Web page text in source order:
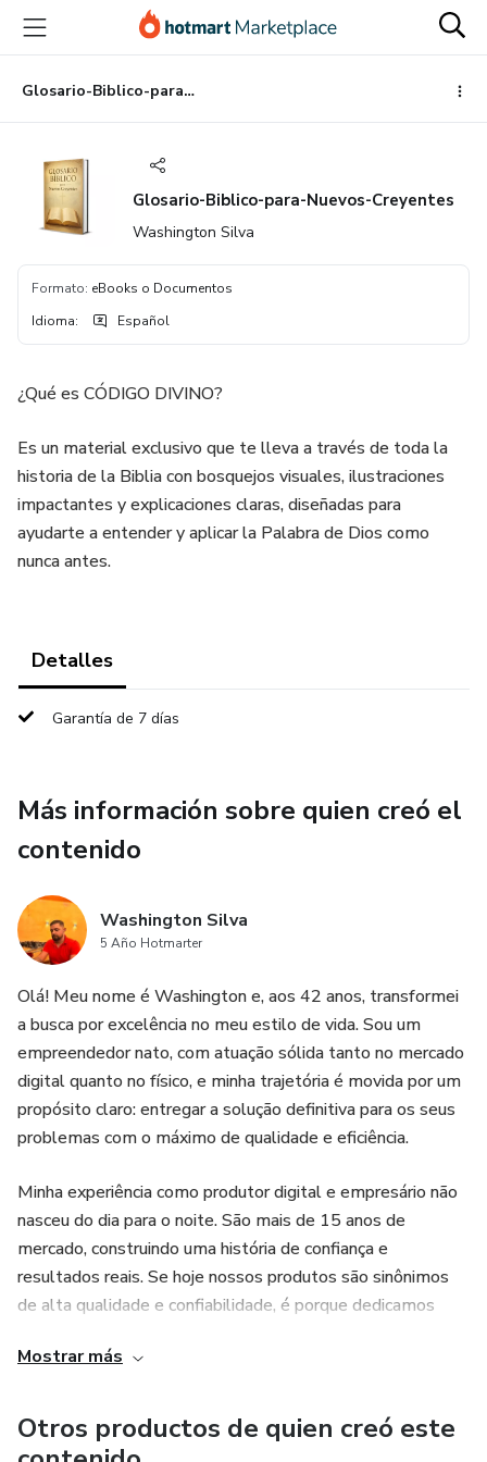
principal
página
de
página
Glosario-Biblico-para-Nuevos-Creyentes
Glosario-Biblico-para-Nuevos-Creyentes
Washington Silva
Formato: eBooks o Documentos
Idioma: Español
¿Qué es CÓDIGO DIVINO?
Es un material exclusivo que te lleva a través de toda la
historia de la Biblia con bosquejos visuales, ilustraciones
impactantes y explicaciones claras, diseñadas para
ayudarte a entender y aplicar la Palabra de Dios como
nunca antes.
Detalles
Garantía de 7 días
Más información sobre quien creó el
contenido
Washington Silva
5 Año Hotmarter
Olá! Meu nome é Washington e, aos 42 anos, transformei
a busca por excelência no meu estilo de vida. Sou um
empreendedor nato, com atuação sólida tanto no mercado
digital quanto no físico, e minha trajetória é movida por um
propósito claro: entregar a solução definitiva para os seus
problemas com o máximo de qualidade e eficiência.
Minha experiência como produtor digital e empresário não
nasceu do dia para o noite. São mais de 15 anos de
mercado, construindo uma história de confiança e
resultados reais. Se hoje nossos produtos são sinônimos
de alta qualidade e confiabilidade, é porque dedicamos
superar as expectativas de quem acredita no nosso
No mundo físico, atuo diretamente com a venda de
Mostrar más
Otros productos de quien creó este